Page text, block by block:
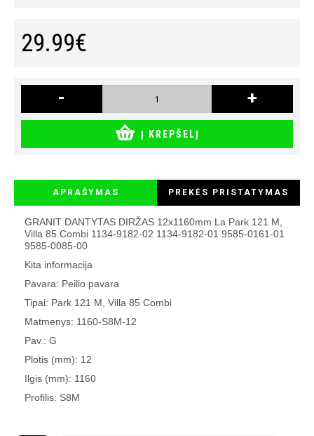
29.99€
- +
Į KREPŠELĮ
APRAŠYMAS PREKĖS PRISTATYMAS
GRANIT DANTYTAS DIRŽAS 12x1160mm La Park 121 M,
Villa 85 Combi 1134-9182-02 1134-9182-01 9585-0161-01
9585-0085-00
Kita informacija
Pavara: Peilio pavara
Tipai: Park 121 M, Villa 85 Combi
Matmenys: 1160-S8M-12
Pav.: G
Plotis (mm): 12
Ilgis (mm): 1160
Profilis: S8M